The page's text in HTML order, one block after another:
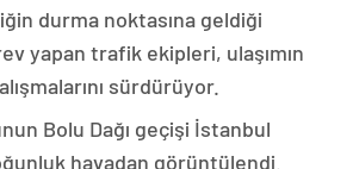
durma noktasına geldiği
yapan trafik ekipleri, ulaşımın
sürdürüyor.
Bolu Dağı geçişi İstanbul
havadan görüntülendi.